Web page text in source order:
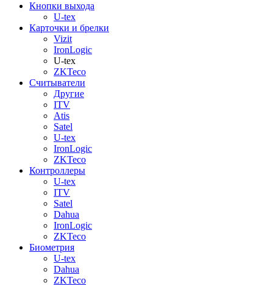
Кнопки выхода
U-tex
Карточки и брелки
Vizit
IronLogic
U-tex
ZKTeco
Считыватели
Другие
ITV
Atis
Satel
U-tex
IronLogic
ZKTeco
Контроллеры
U-tex
ITV
Satel
Dahua
IronLogic
ZKTeco
Биометрия
U-tex
Dahua
ZKTeco